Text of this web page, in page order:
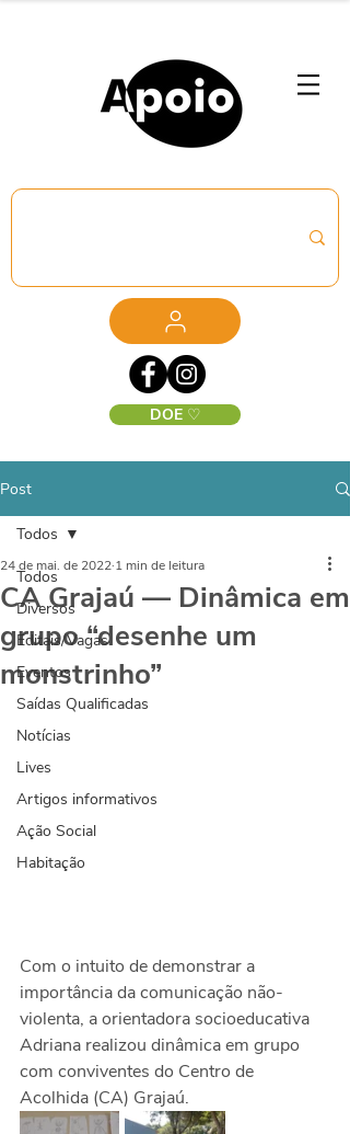
DOE ♡
Post
Todos
Diversos
Editais/Vagas
Eventos
Saídas Qualificadas
Notícias
Lives
Artigos informativos
Ação Social
Habitação
Todos
CA Grajaú — Dinâmica em
grupo “desenhe um
monstrinho”
24 de mai. de 2022 1 min de leitura
Com o intuito de demonstrar a
importância da comunicação não-
violenta, a orientadora socioeducativa
Adriana realizou dinâmica em grupo
com conviventes do Centro de
Acolhida (CA) Grajaú.